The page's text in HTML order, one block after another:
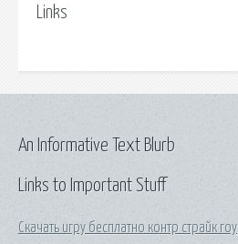
Links
Links to Important Stuff
Скачать игру бесплатно контр страйк гоу
An Informative Text Blurb